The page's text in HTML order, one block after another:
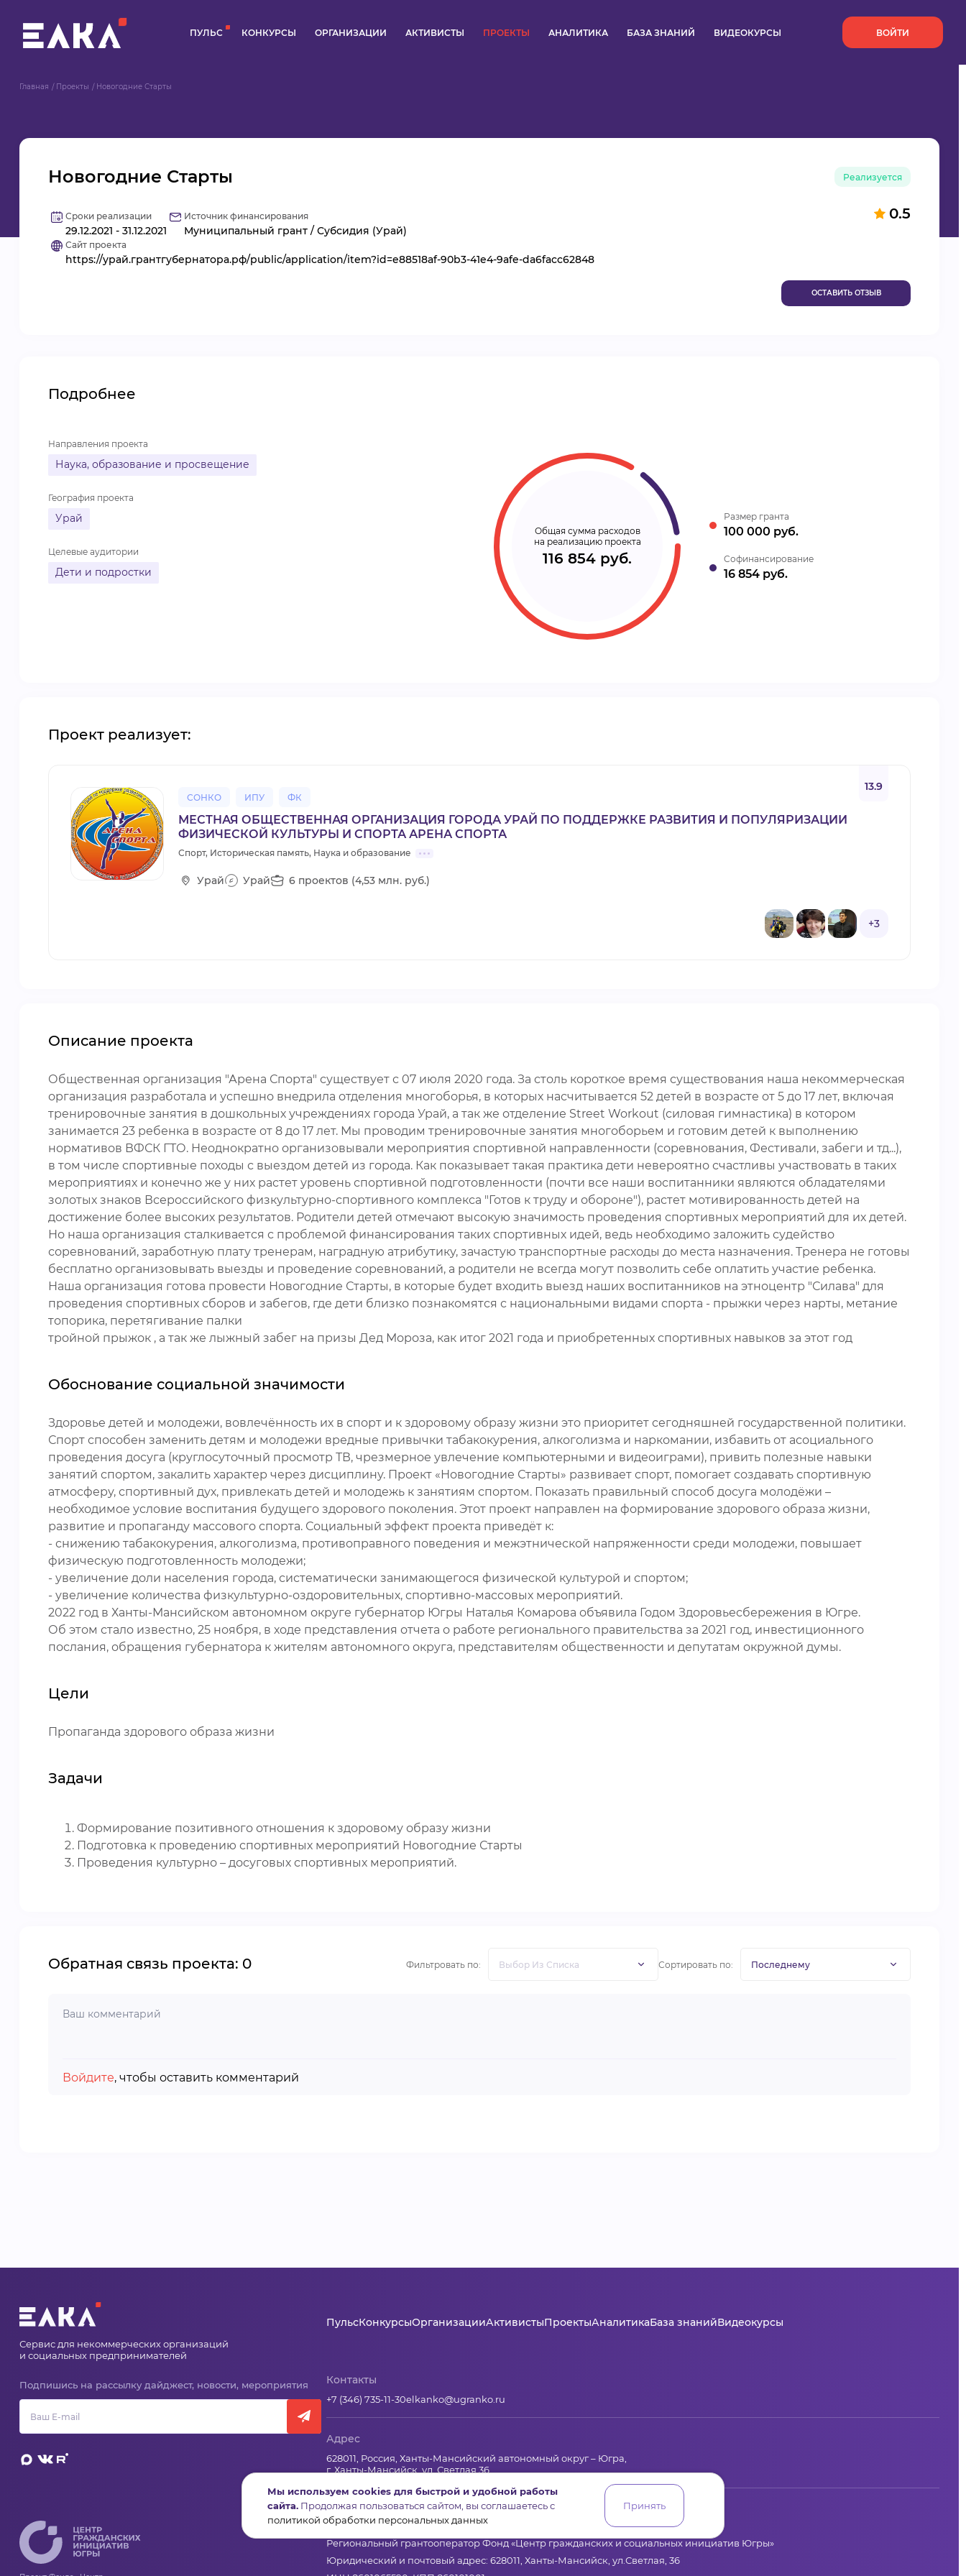
ПУЛЬС КОНКУРСЫ ОРГАНИЗАЦИИ АКТИВИСТЫ ПРОЕКТЫ АНАЛИТИКА БАЗА ЗНАНИЙ ВИДЕОКУРСЫ ВОЙТИ
ПРОЕКТЫ
АНАЛИТИКА
Главная Проекты Новогодние Старты
Новогодние Старты Реализуется
0.5
Сроки реализации
29.12.2021 - 31.12.2021
Источник финансирования
Муниципальный грант / Субсидия (Урай)
Сайт проекта
https://урай.грантгубернатора.рф/public/application/item?id=e88518af-90b3-41e4-9afe-da6facc62848
ОСТАВИТЬ ОТЗЫВ
Подробнее
Направления проекта
Наука, образование и просвещение
География проекта
Урай
Целевые аудитории
Дети и подростки
Общая сумма расходов
на реализацию проекта
116 854 руб.
Размер гранта
100 000 руб.
Cофинансирование
16 854 руб.
Проект реализует:
СОНКО ИПУ ФК
13.9
МЕСТНАЯ ОБЩЕСТВЕННАЯ ОРГАНИЗАЦИЯ ГОРОДА УРАЙ ПО ПОДДЕРЖКЕ РАЗВИТИЯ И ПОПУЛЯРИЗАЦИИ
ФИЗИЧЕСКОЙ КУЛЬТУРЫ И СПОРТА АРЕНА СПОРТА
Спорт, Историческая память, Наука и образование
Урай Урай 6 проектов (4,53 млн. руб.)
+3
Описание проекта
Общественная организация "Арена Спорта" существует с 07 июля 2020 года. За столь короткое время существования наша некоммерческая
организация разработала и успешно внедрила отделения многоборья, в которых насчитывается 52 детей в возрасте от 5 до 17 лет, включая
тренировочные занятия в дошкольных учреждениях города Урай, а так же отделение Street Workout (силовая гимнастика) в котором
занимается 23 ребенка в возрасте от 8 до 17 лет. Мы проводим тренировочные занятия многоборьем и готовим детей к выполнению
нормативов ВФСК ГТО. Неоднократно организовывали мероприятия спортивной направленности (соревнования, Фестивали, забеги и тд...),
в том числе спортивные походы с выездом детей из города. Как показывает такая практика дети невероятно счастливы участвовать в таких
мероприятиях и конечно же у них растет уровень спортивной подготовленности (почти все наши воспитанники являются обладателями
золотых знаков Всероссийского физкультурно-спортивного комплекса "Готов к труду и обороне"), растет мотивированность детей на
достижение более высоких результатов. Родители детей отмечают высокую значимость проведения спортивных мероприятий для их детей.
Но наша организация сталкивается с проблемой финансирования таких спортивных идей, ведь необходимо заложить судейство
соревнований, заработную плату тренерам, наградную атрибутику, зачастую транспортные расходы до места назначения. Тренера не готовы
бесплатно организовывать выезды и проведение соревнований, а родители не всегда могут позволить себе оплатить участие ребенка.
Наша организация готова провести Новогодние Старты, в которые будет входить выезд наших воспитанников на этноцентр "Силава" для
проведения спортивных сборов и забегов, где дети близко познакомятся с национальными видами спорта - прыжки через нарты, метание
топорика, перетягивание палки
тройной прыжок , а так же лыжный забег на призы Дед Мороза, как итог 2021 года и приобретенных спортивных навыков за этот год
Обоснование социальной значимости
Здоровье детей и молодежи, вовлечённость их в спорт и к здоровому образу жизни это приоритет сегодняшней государственной политики.
Спорт способен заменить детям и молодежи вредные привычки табакокурения, алкоголизма и наркомании, избавить от асоциального
проведения досуга (круглосуточный просмотр ТВ, чрезмерное увлечение компьютерными и видеоиграми), привить полезные навыки
занятий спортом, закалить характер через дисциплину. Проект «Новогодние Старты» развивает спорт, помогает создавать спортивную
атмосферу, спортивный дух, привлекать детей и молодежь к занятиям спортом. Показать правильный способ досуга молодёжи –
необходимое условие воспитания будущего здорового поколения. Этот проект направлен на формирование здорового образа жизни,
развитие и пропаганду массового спорта. Социальный эффект проекта приведёт к:
- снижению табакокурения, алкоголизма, противоправного поведения и межэтнической напряженности среди молодежи, повышает
физическую подготовленность молодежи;
- увеличение доли населения города, систематически занимающегося физической культурой и спортом;
- увеличение количества физкультурно-оздоровительных, спортивно-массовых мероприятий.
2022 год в Ханты-Мансийском автономном округе губернатор Югры Наталья Комарова объявила Годом Здоровьесбережения в Югре.
Об этом стало известно, 25 ноября, в ходе представления отчета о работе регионального правительства за 2021 год, инвестиционного
послания, обращения губернатора к жителям автономного округа, представителям общественности и депутатам окружной думы.
Цели
Пропаганда здорового образа жизни
Задачи
Формирование позитивного отношения к здоровому образу жизни
Подготовка к проведению спортивных мероприятий Новогодние Старты
Проведения культурно – досуговых спортивных мероприятий.
Обратная связь проекта: 0 Фильтровать по: Сортировать по:
Войдите, чтобы оставить комментарий
Сервис для некоммерческих организаций
и социальных предпринимателей
Подпишись на рассылку дайджест, новости, мероприятия
ПульсКонкурсыОрганизацииАктивистыПроектыАналитикаБаза знанийВидеокурсы
Контакты
+7 (346) 735-11-30elkanko@ugranko.ru
Адрес
628011, Россия, Ханты-Мансийский автономный округ – Югра,
г. Ханты-Мансийск, ул. Светлая 36
Юридическая информация
Региональный грантооператор Фонд «Центр гражданских и социальных инициатив Югры»
Юридический и почтовый адрес: 628011, Ханты-Мансийск, ул.Светлая, 36
Мы используем cookies для быстрой и удобной работы
сайта. Продолжая пользоваться сайтом, вы соглашаетесь с
политикой обработки персональных данных
Принять